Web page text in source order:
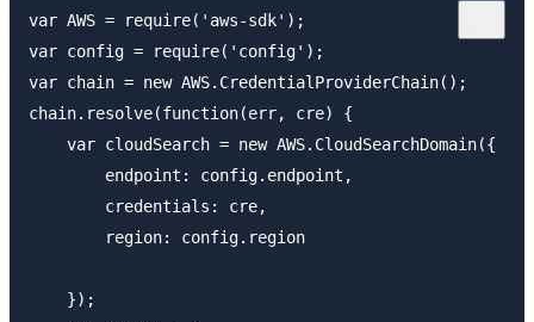
var AWS = require('aws-sdk');
var config = require('config');
var chain = new AWS.CredentialProviderChain();
chain.resolve(function(err, cre) {
    var cloudSearch = new AWS.CloudSearchDomain({
        endpoint: config.endpoint,
        credentials: cre,
        region: config.region
    });